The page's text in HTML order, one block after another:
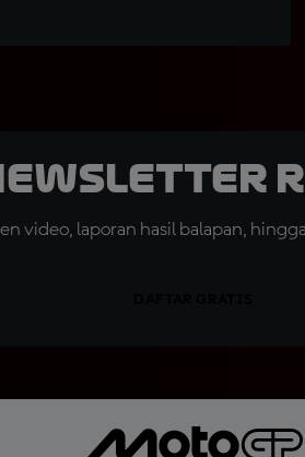
video, laporan hasil balapan,